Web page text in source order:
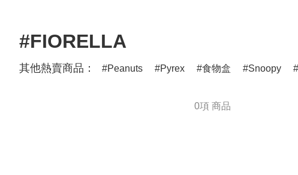
#FIORELLA
其他熱賣商品： Peanuts Pyrex 食物盒 Snoopy
0項 商品